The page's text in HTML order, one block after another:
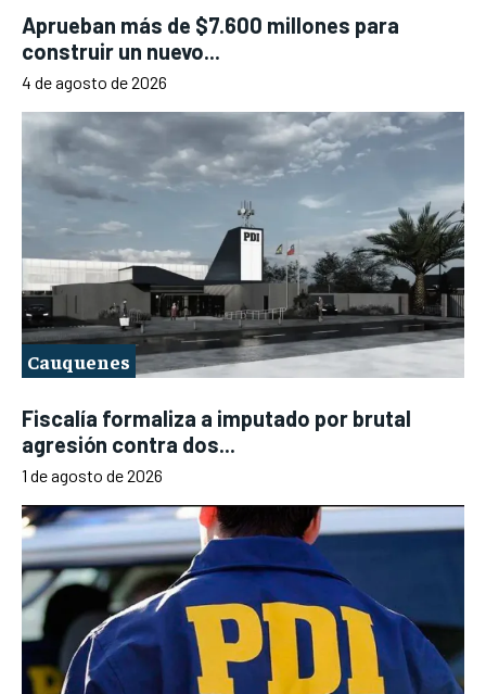
Aprueban más de $7.600 millones para
construir un nuevo...
4 de agosto de 2026
Cauquenes
Fiscalía formaliza a imputado por brutal
agresión contra dos...
1 de agosto de 2026